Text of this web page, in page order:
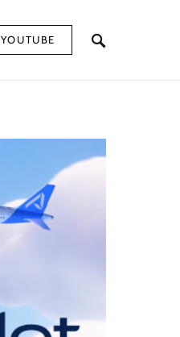
YOUTUBE